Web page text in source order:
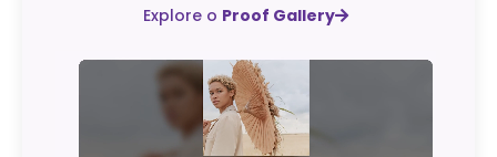
Explore o Proof Gallery